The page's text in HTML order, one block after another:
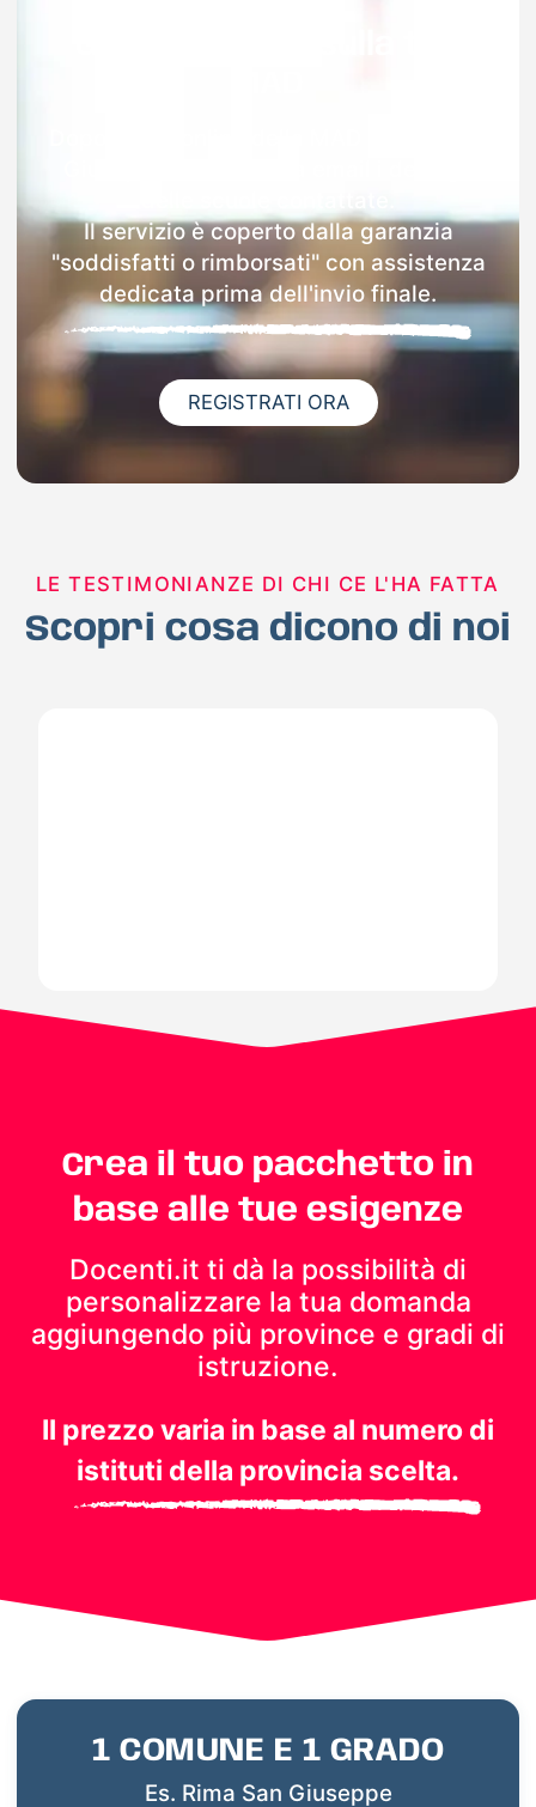
Il servizio è coperto dalla garanzia
"soddisfatti o rimborsati" con assistenza
dedicata prima dell'invio finale.
REGISTRATI ORA
LE TESTIMONIANZE DI CHI CE L'HA FATTA
Scopri cosa dicono di noi
Crea il tuo pacchetto in
base alle tue esigenze
Docenti.it ti dà la possibilità di
personalizzare la tua domanda
aggiungendo più province e gradi di
istruzione.
Il prezzo varia in base al numero di
istituti della provincia scelta.
1 COMUNE E 1 GRADO
Es. Rima San Giuseppe